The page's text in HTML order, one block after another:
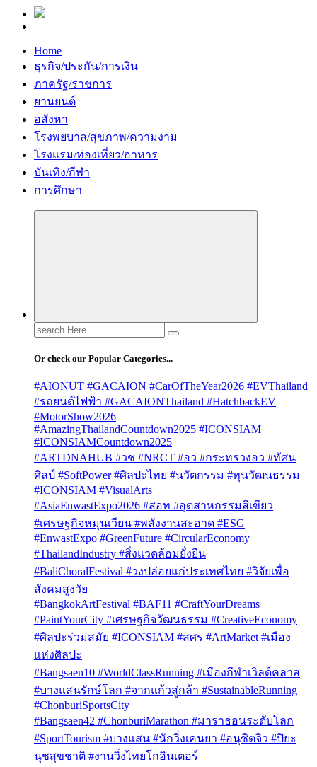
Home
ธุรกิจ/ประกัน/การเงิน
ภาครัฐ/ราชการ
ยานยนต์
อสังหา
โรงพยบาล/สุขภาพ/ความงาม
โรงแรม/ท่องเที่ยว/อาหาร
บันเทิง/กีฬา
การศึกษา
Search
for:
Or check our Popular Categories...
#AIONUT #GACAION #CarOfTheYear2026 #EVThailand
#รถยนต์ไฟฟ้า #GACAIONThailand #HatchbackEV
#MotorShow2026
#AmazingThailandCountdown2025 #ICONSIAM
#ICONSIAMCountdown2025
#ARTDNAHUB #วช #NRCT #อว #กระทรวงอว #ทัศน
ศิลป์ #SoftPower #ศิลปะไทย #นวัตกรรม #ทุนวัฒนธรรม
#ICONSIAM #VisualArts
#AsiaEnwastExpo2026 #สอท #อุตสาหกรรมสีเขียว
#เศรษฐกิจหมุนเวียน #พลังงานสะอาด #ESG
#EnwastExpo #GreenFuture #CircularEconomy
#ThailandIndustry #สิ่งแวดล้อมยั่งยืน
#BaliChoralFestival #วงปล่อยแก่ประเทศไทย #วิจัยเพื่อ
สังคมสูงวัย
#BangkokArtFestival #BAF11 #CraftYourDreams
#PaintYourCity #เศรษฐกิจวัฒนธรรม #CreativeEconomy
#ศิลปะร่วมสมัย #ICONSIAM #สศร #ArtMarket #เมือง
แห่งศิลปะ
#Bangsaen10 #WorldClassRunning #เมืองกีฬาเวิลด์คลาส
#บางแสนรักษ์โลก #จากแก้วสู่กล้า #SustainableRunning
#ChonburiSportsCity
#Bangsaen42 #ChonburiMarathon #มาราธอนระดับโลก
#SportTourism #บางแสน #นักวิ่งเคนยา #อนุชิตจิว #ปิยะ
นุชสุขชาติ #งานวิ่งไทยโกอินเตอร์